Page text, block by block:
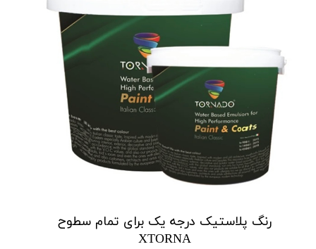
رنگ پلاستیک درجه یک برای تمام سطوح
XTORNA